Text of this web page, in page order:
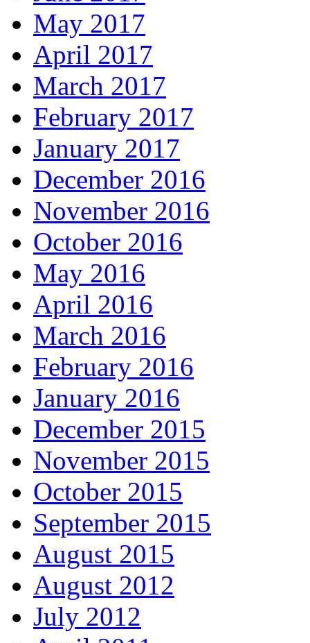
May 2017
April 2017
March 2017
February 2017
January 2017
December 2016
November 2016
October 2016
May 2016
April 2016
March 2016
February 2016
January 2016
December 2015
November 2015
October 2015
September 2015
August 2015
August 2012
July 2012